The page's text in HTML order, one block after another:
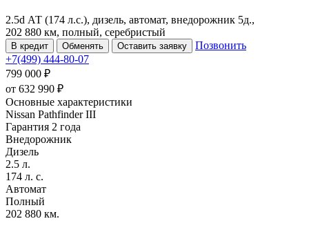
2.5d АТ (174 л.с.), дизель, автомат, внедорожник 5д.,
202 880 км, полный, серебристый
В кредит Обменять Оставить заявку
Позвонить
+7(499) 444-80-07
799 000 ₽
от 632 990 ₽
Основные характеристики
Nissan Pathfinder III
Гарантия 2 года
Внедорожник
Дизель
2.5 л.
174 л. с.
Автомат
Полный
202 880 км.